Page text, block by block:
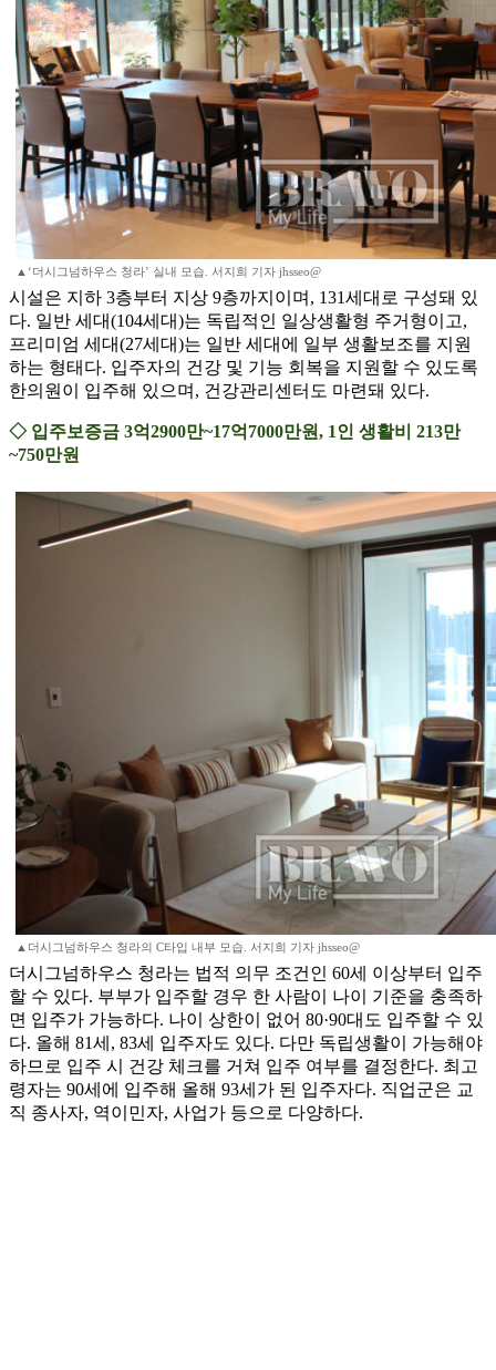
▲‘더시그넘하우스 청라’ 실내 모습. 서지희 기자 jhsseo@
시설은 지하 3층부터 지상 9층까지이며, 131세대로 구성돼 있
다. 일반 세대(104세대)는 독립적인 일상생활형 주거형이고,
프리미엄 세대(27세대)는 일반 세대에 일부 생활보조를 지원
하는 형태다. 입주자의 건강 및 기능 회복을 지원할 수 있도록
한의원이 입주해 있으며, 건강관리센터도 마련돼 있다.
◇ 입주보증금 3억2900만~17억7000만원, 1인 생활비 213만
~750만원
▲더시그넘하우스 청라의 C타입 내부 모습. 서지희 기자 jhsseo@
더시그넘하우스 청라는 법적 의무 조건인 60세 이상부터 입주
할 수 있다. 부부가 입주할 경우 한 사람이 나이 기준을 충족하
면 입주가 가능하다. 나이 상한이 없어 80·90대도 입주할 수 있
다. 올해 81세, 83세 입주자도 있다. 다만 독립생활이 가능해야
하므로 입주 시 건강 체크를 거쳐 입주 여부를 결정한다. 최고
령자는 90세에 입주해 올해 93세가 된 입주자다. 직업군은 교
직 종사자, 역이민자, 사업가 등으로 다양하다.